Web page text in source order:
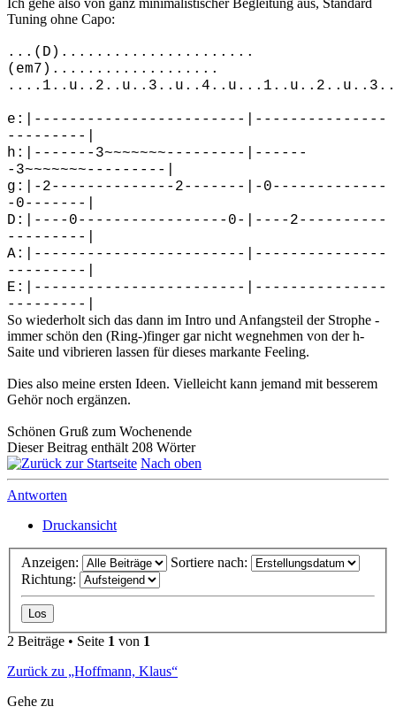
Ich gehe also von ganz minimalistischer Begleitung aus, Standard
Tuning ohne Capo:
...(D)......................
(em7)...................
e:|------------------------|---------------
---------|
h:|-------3~~~~~~~---------|------
-3~~~~~~~---------|
g:|-2--------------2-------|-0-------------
-0-------|
D:|----0-----------------0-|----2----------
---------|
A:|------------------------|---------------
---------|
E:|------------------------|---------------
---------|
So wiederholt sich das dann im Intro und Anfangsteil der Strophe -
immer schön den (Ring-)finger gar nicht wegnehmen von der h-
Saite und vibrieren lassen für dieses markante Feeling.
Dies also meine ersten Ideen. Vielleicht kann jemand mit besserem
Gehör noch ergänzen.
Schönen Gruß zum Wochenende
Dieser Beitrag enthält 208 Wörter
Nach oben
Antworten
Druckansicht
Anzeigen:
Sortiere nach:
Richtung:
2 Beiträge • Seite 1 von 1
Zurück zu „Hoffmann, Klaus“
Gehe zu